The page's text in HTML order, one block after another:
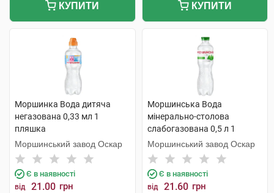
КУПИТИ КУПИТИ
Моршинка Вода дитяча
негазована 0,33 мл 1
пляшка
Моршинський завод Оскар
Є в наявності
від 21.00 грн
Моршинська Вода
мінерально-столова
слабогазована 0,5 л 1
пляшка
Моршинський завод Оскар
Є в наявності
від 21.60 грн